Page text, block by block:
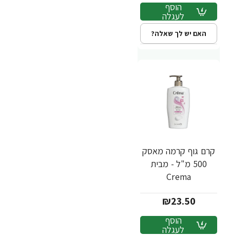
הוסף
לעגלה
האם יש לך שאלה?
קרם גוף קרמה מאסק
500 מ"ל - מבית
Crema
₪23.50
הוסף
לעגלה